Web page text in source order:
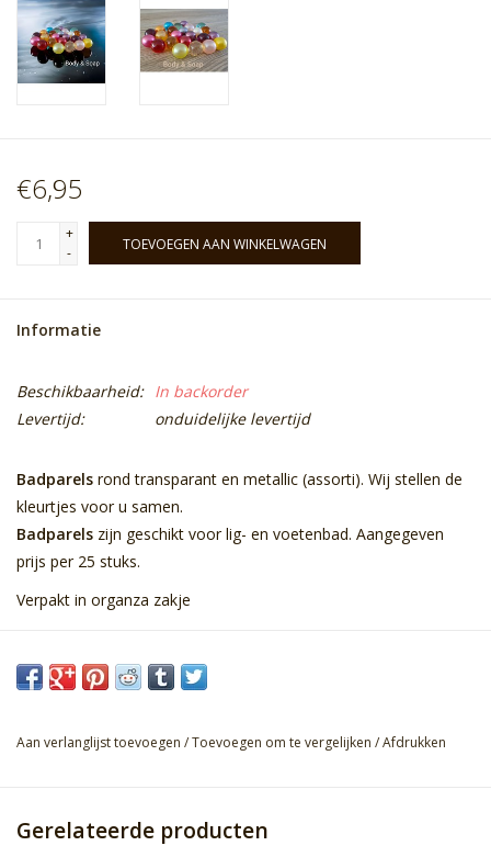
€6,95
+
-
TOEVOEGEN AAN WINKELWAGEN
Informatie
Beschikbaarheid: In backorder
Levertijd:
onduidelijke levertijd
Badparels rond transparant en metallic (assorti). Wij stellen de
kleurtjes voor u samen.
Badparels zijn geschikt voor lig- en voetenbad. Aangegeven
prijs per 25 stuks.
Verpakt in organza zakje
Aan verlanglijst toevoegen /Toevoegen om te vergelijken /Afdrukken
Gerelateerde producten